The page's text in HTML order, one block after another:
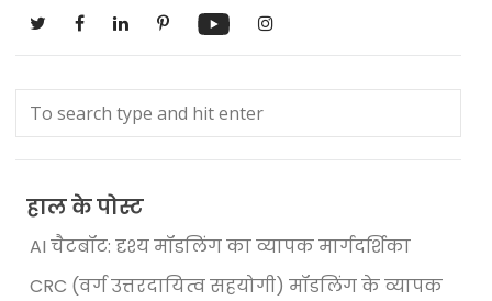
हाल के पोस्ट
AI चैटबॉट: दृश्य मॉडलिंग का व्यापक मार्गदर्शिका
CRC (वर्ग उत्तरदायित्व सहयोगी) मॉडलिंग के व्यापक